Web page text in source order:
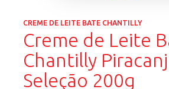
CREME DE LEITE BATE CHANTILLY
Creme de Leite
Chantilly
Seleção 200g